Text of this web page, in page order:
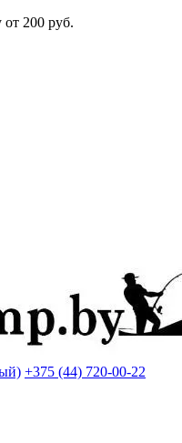
200 руб.
+375 (44) 720-00-22